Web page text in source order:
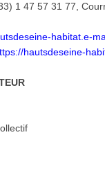
1 47 57 31 77,
habitat.e-
hautsdeseine-